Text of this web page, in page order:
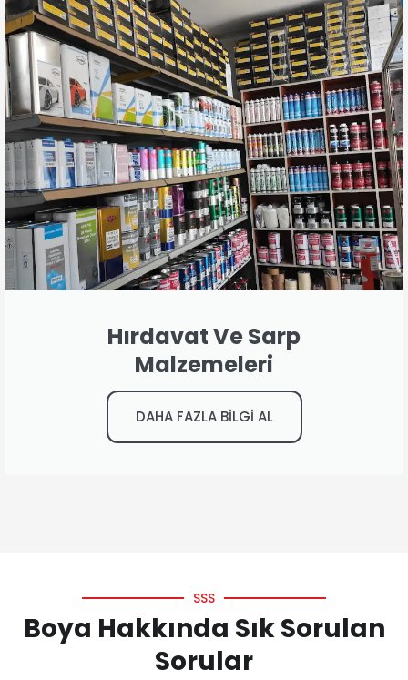
Hırdavat Ve Sarp
Malzemeleri
DAHA FAZLA BİLGİ AL
SSS
Boya Hakkında Sık Sorulan
Sorular